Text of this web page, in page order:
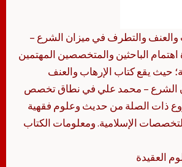
والعنف والتطرف في ميزان الشرع –
الباحثين والمتخصصين المهتمين
حيث يقع كتاب الإرهاب والعنف
الشرع – محمد علي في نطاق تخصص
ذات الصلة من حديث وعلوم فقهية
الإسلامية. ومعلومات الكتاب
العقيدة